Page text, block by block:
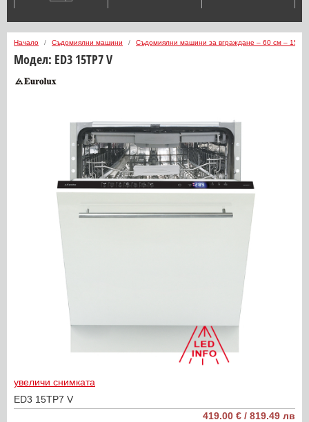
Начало Съдомиялни машини Съдомиялни машини за вграждане – 60 см – 15
Модел: ED3 15TP7 V
увеличи снимката
ED3 15TP7 V
419.00 € / 819.49 лв